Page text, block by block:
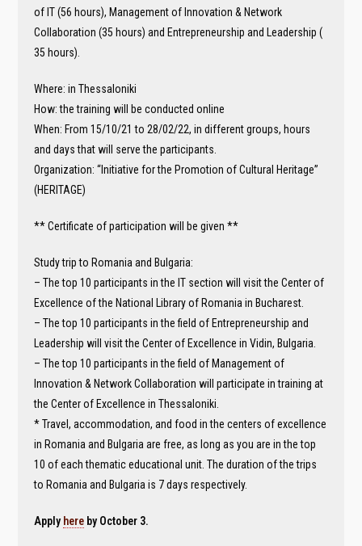
of IT (56 hours), Management of Innovation & Network
Collaboration (35 hours) and Entrepreneurship and Leadership (
35 hours).
Where: in Thessaloniki
How: the training will be conducted online
When: From 15/10/21 to 28/02/22, in different groups, hours
and days that will serve the participants.
Organization: “Initiative for the Promotion of Cultural Heritage”
(HERITAGE)
** Certificate of participation will be given **
Study trip to Romania and Bulgaria:
– The top 10 participants in the IT section will visit the Center of
Excellence of the National Library of Romania in Bucharest.
– The top 10 participants in the field of Entrepreneurship and
Leadership will visit the Center of Excellence in Vidin, Bulgaria.
– The top 10 participants in the field of Management of
Innovation & Network Collaboration will participate in training at
the Center of Excellence in Thessaloniki.
* Travel, accommodation, and food in the centers of excellence
in Romania and Bulgaria are free, as long as you are in the top
10 of each thematic educational unit. The duration of the trips
to Romania and Bulgaria is 7 days respectively.
Apply here by October 3.